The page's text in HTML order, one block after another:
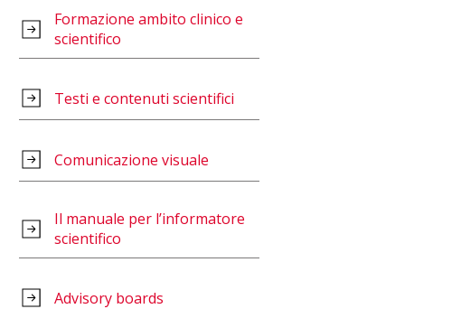
Formazione ambito clinico e
scientifico
Testi e contenuti scientifici
Comunicazione visuale
Il manuale per l’informatore
scientifico
Advisory boards